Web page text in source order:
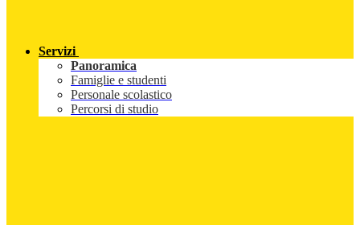
Servizi
Panoramica
Famiglie e studenti
Personale scolastico
Percorsi di studio